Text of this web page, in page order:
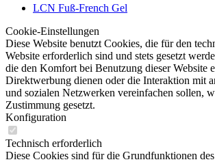
LCN Fuß-French Gel
Cookie-Einstellungen
Diese Website benutzt Cookies, die für den
Website erforderlich sind und stets gesetzt
die den Komfort bei Benutzung dieser Website
Direktwerbung dienen oder die Interaktion mit
und sozialen Netzwerken vereinfachen sollen,
Zustimmung gesetzt.
Konfiguration
Technisch erforderlich
Diese Cookies sind für die Grundfunktionen